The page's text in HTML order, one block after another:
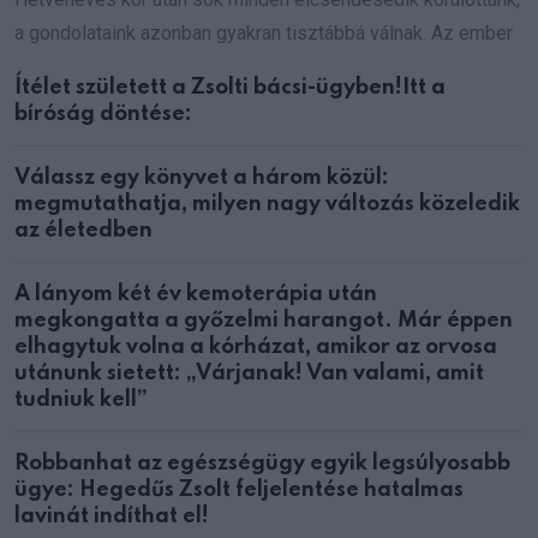
a gondolataink azonban gyakran tisztábbá válnak. Az ember
Ítélet született a Zsolti bácsi-ügyben!Itt a
bíróság döntése:
Válassz egy könyvet a három közül:
megmutathatja, milyen nagy változás közeledik
az életedben
A lányom két év kemoterápia után
megkongatta a győzelmi harangot. Már éppen
elhagytuk volna a kórházat, amikor az orvosa
utánunk sietett: „Várjanak! Van valami, amit
tudniuk kell”
Robbanhat az egészségügy egyik legsúlyosabb
ügye: Hegedűs Zsolt feljelentése hatalmas
lavinát indíthat el!